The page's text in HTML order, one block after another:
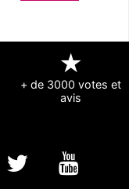
★
+ de 3000 votes et
avis